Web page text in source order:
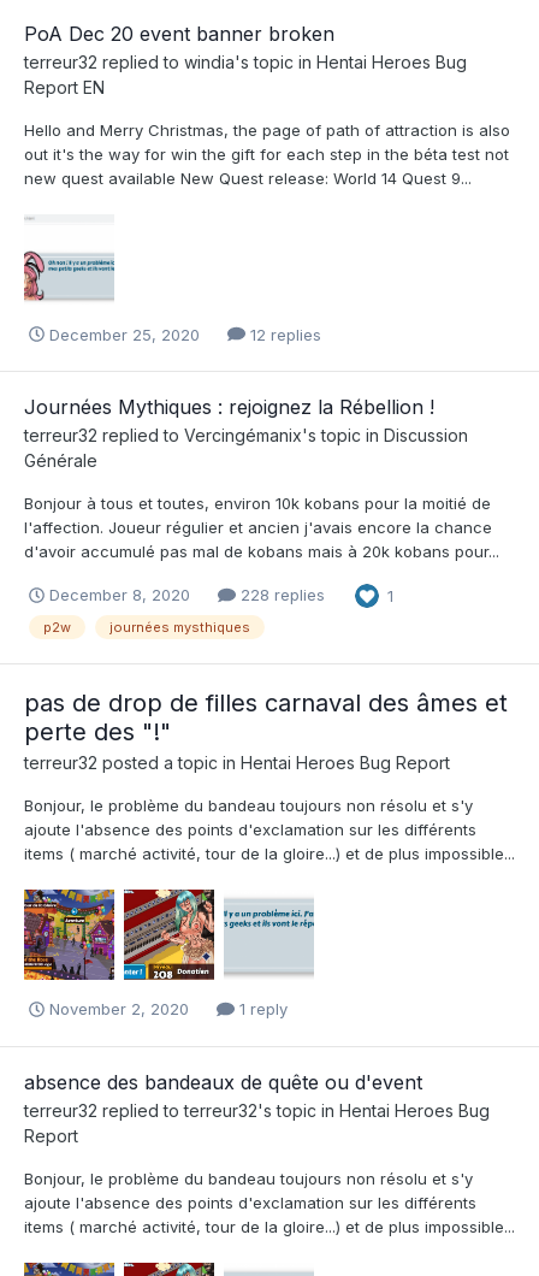
PoA Dec 20 event banner broken
terreur32 replied to windia's topic in Hentai Heroes Bug
Report EN
Hello and Merry Christmas, the page of path of attraction is also
out it's the way for win the gift for each step in the béta test not
new quest available New Quest release: World 14 Quest 9...
December 25, 2020 12 replies
Journées Mythiques : rejoignez la Rébellion !
terreur32 replied to Vercingémanix's topic in Discussion
Générale
Bonjour à tous et toutes, environ 10k kobans pour la moitié de
l'affection. Joueur régulier et ancien j'avais encore la chance
d'avoir accumulé pas mal de kobans mais à 20k kobans pour...
December 8, 2020 228 replies 1
p2w journées mysthiques
pas de drop de filles carnaval des âmes et
perte des "!"
terreur32 posted a topic in Hentai Heroes Bug Report
Bonjour, le problème du bandeau toujours non résolu et s'y
ajoute l'absence des points d'exclamation sur les différents
items ( marché activité, tour de la gloire...) et de plus impossible...
November 2, 2020 1 reply
absence des bandeaux de quête ou d'event
terreur32 replied toterreur32's topic in Hentai Heroes Bug
Report
Bonjour, le problème du bandeau toujours non résolu et s'y
ajoute l'absence des points d'exclamation sur les différents
items ( marché activité, tour de la gloire...) et de plus impossible...